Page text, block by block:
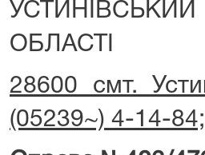
ОБЛАСТІ
28600 смт.
(05239~) 4-14-84;